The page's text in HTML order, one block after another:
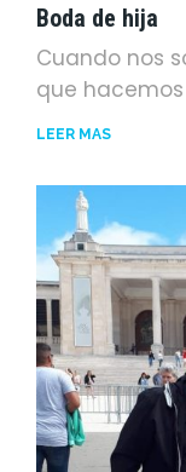
Boda de hija
Cuando nos
que hacemos
LEER MÁS